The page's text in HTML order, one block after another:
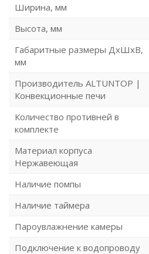
Ширина, мм
Высота, мм
Габаритные размеры ДхШхВ,
мм
Производитель ALTUNTOP |
Конвекционные печи
Количество противней в
комплекте
Материал корпуса
Нержавеющая
Наличие помпы
Наличие таймера
Пароувлажнение камеры
Подключение к водопроводу